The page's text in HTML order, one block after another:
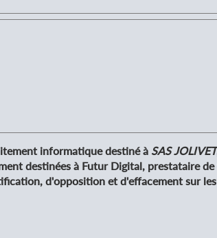
informatique destiné à SAS JOLIVET
destinées à Futur Digital, prestataire
d'opposition et d'effacement sur